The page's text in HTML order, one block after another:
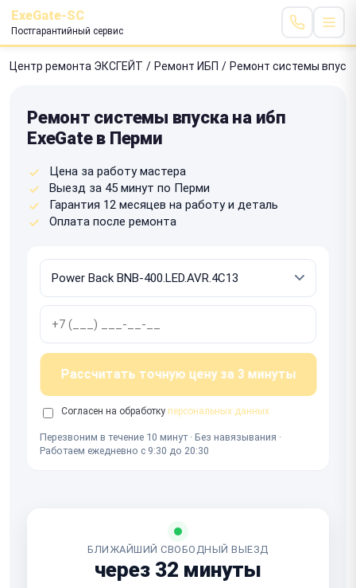
ExeGate-SC
Постгарантийный сервис
Центр ремонта ЭКСГЕЙТ / Ремонт ИБП / Ремонт системы
Ремонт системы впуска на ибп
ExeGate в Перми
Цена за работу мастера
Выезд за 45 минут по Перми
Гарантия 12 месяцев на работу и деталь
Оплата после ремонта
Рассчитать точную цену за 3 минуты
Согласен на обработку персональных данных
Перезвоним в течение 10 минут · Без навязывания ·
Работаем ежедневно с 9:30 до 20:30
БЛИЖАЙШИЙ СВОБОДНЫЙ ВЫЕЗД
через 32 минуты